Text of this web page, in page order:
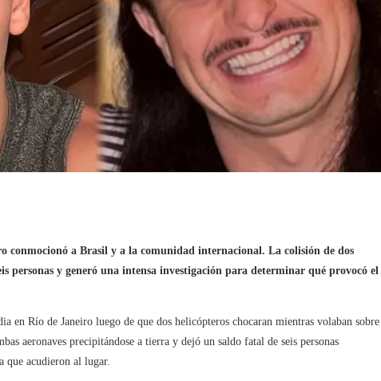
conmocionó a Brasil y a la comunidad internacional. La colisión de dos
personas y generó una intensa investigación para determinar qué provocó el
en Río de Janeiro luego de que dos helicópteros chocaran mientras volaban sobre
aeronaves precipitándose a tierra y dejó un saldo fatal de seis personas
que acudieron al lugar.